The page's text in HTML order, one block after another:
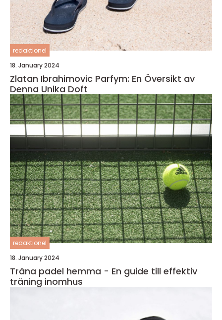
redaktionel
18. January 2024
Zlatan Ibrahimovic Parfym: En Översikt av
Denna Unika Doft
redaktionel
18. January 2024
Träna padel hemma - En guide till effektiv
träning inomhus